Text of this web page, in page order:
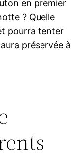
en premier
? Quelle
pourra tenter
préservée à